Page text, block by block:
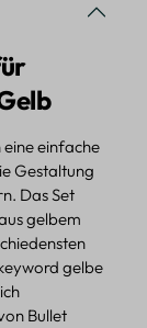
eine einfache
Gestaltung
Das Set
gelbem
gelbe
Bullet